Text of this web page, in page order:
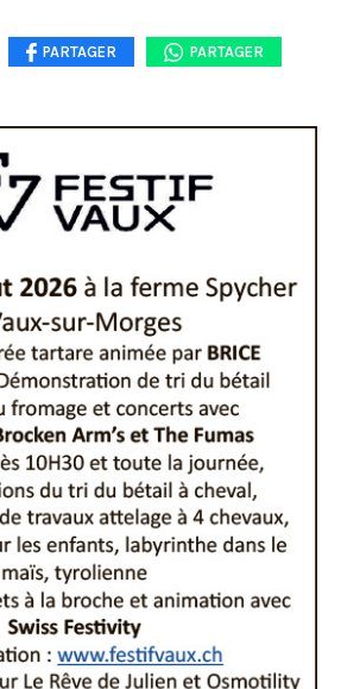
PARTAGER PARTAGER